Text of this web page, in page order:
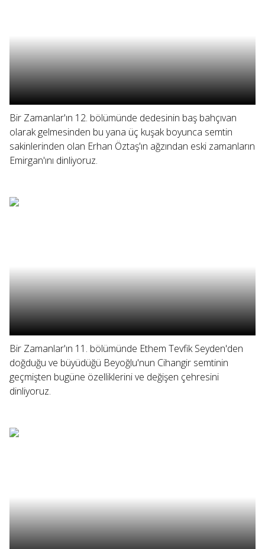
Bir Zamanlar'ın 12. bölümünde dedesinin baş bahçıvan
olarak gelmesinden bu yana üç kuşak boyunca semtin
sakinlerinden olan Erhan Öztaş'ın ağzından eski zamanların
Emirgan'ını dinliyoruz.
Bir Zamanlar'ın 11. bölümünde Ethem Tevfik Seyden'den
doğduğu ve büyüdüğü Beyoğlu'nun Cihangir semtinin
geçmişten bugüne özelliklerini ve değişen çehresini
dinliyoruz.